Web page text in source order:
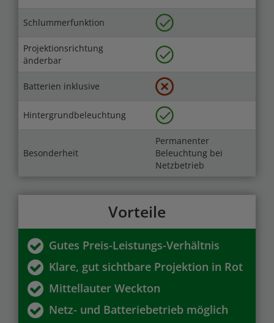
Schlummerfunktion
Projektionsrichtung
änderbar
Batterien inklusive
Hintergrundbeleuchtung
Besonderheit
Permanenter
Beleuchtung bei
Netzbetrieb
Vorteile
Gutes Preis-Leistungs-Verhältnis
Klare, gut sichtbare Projektion in Rot
Mittellauter Weckton
Netz- und Batteriebetrieb möglich